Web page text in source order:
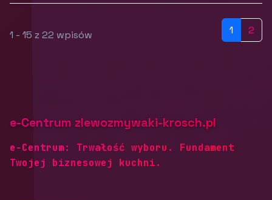
1 - 15 z 22 wpisów 1 2
e-Centrum zlewozmywaki-krosch.pl
e-Centrum: Trwałość wyboru. Fundament
Twojej biznesowej kuchni.